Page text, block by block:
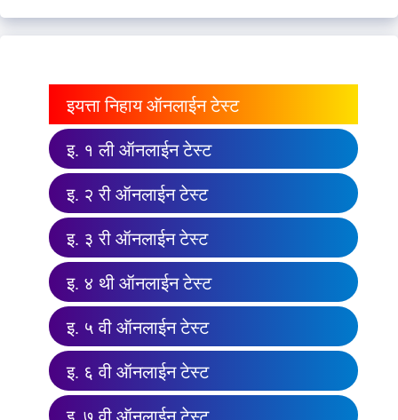
इयत्ता निहाय ऑनलाईन टेस्ट
इ. १ ली ऑनलाईन टेस्ट
इ. २ री ऑनलाईन टेस्ट
इ. ३ री ऑनलाईन टेस्ट
इ. ४ थी ऑनलाईन टेस्ट
इ. ५ वी ऑनलाईन टेस्ट
इ. ६ वी ऑनलाईन टेस्ट